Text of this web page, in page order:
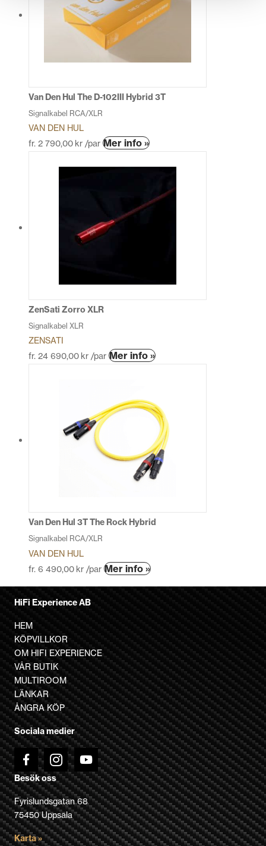
De
olika
väljas
produktsidan
Van Den Hul The D-102III Hybrid 3T
Signalkabel RCA/XLR
VAN DEN HUL
fr. 2 790,00 kr /par Mer info »Den
produkten
flera
ZenSati Zorro XLR
Signalkabel XLR
ZENSATI
fr. 24 690,00 kr /par Mer info »Den
flera
varianter.
De
olika
alternativen
kan
produktsidan
Van Den Hul 3T The Rock Hybrid
Signalkabel RCA/XLR
VAN DEN HUL
fr. 6 490,00 kr /par Mer info »Den
varianter.
De
olika
alternativen
kan
väljas
på
produktsidan
HiFi Experience AB
HEM
KÖPVILLKOR
OM HIFI EXPERIENCE
VÅR BUTIK
MULTIROOM
LÄNKAR
ÅNGRA KÖP
Sociala medier
Besök oss
Fyrislundsgatan 68
75450 Uppsala
Karta »